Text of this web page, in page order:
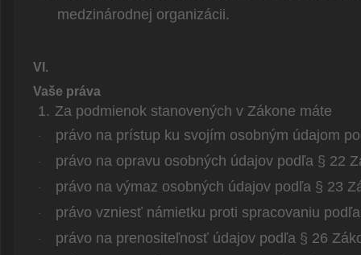
medzinárodnej organizácii.
VI.
Vaše práva
1. Za podmienok stanovených v Zákone máte
· právo na prístup ku svojím osobným údajom
· právo na opravu osobných údajov podľa § 22
· právo na výmaz osobných údajov podľa § 23
· právo vzniesť námietku proti spracovaniu
· právo na prenositeľnosť údajov podľa § 26